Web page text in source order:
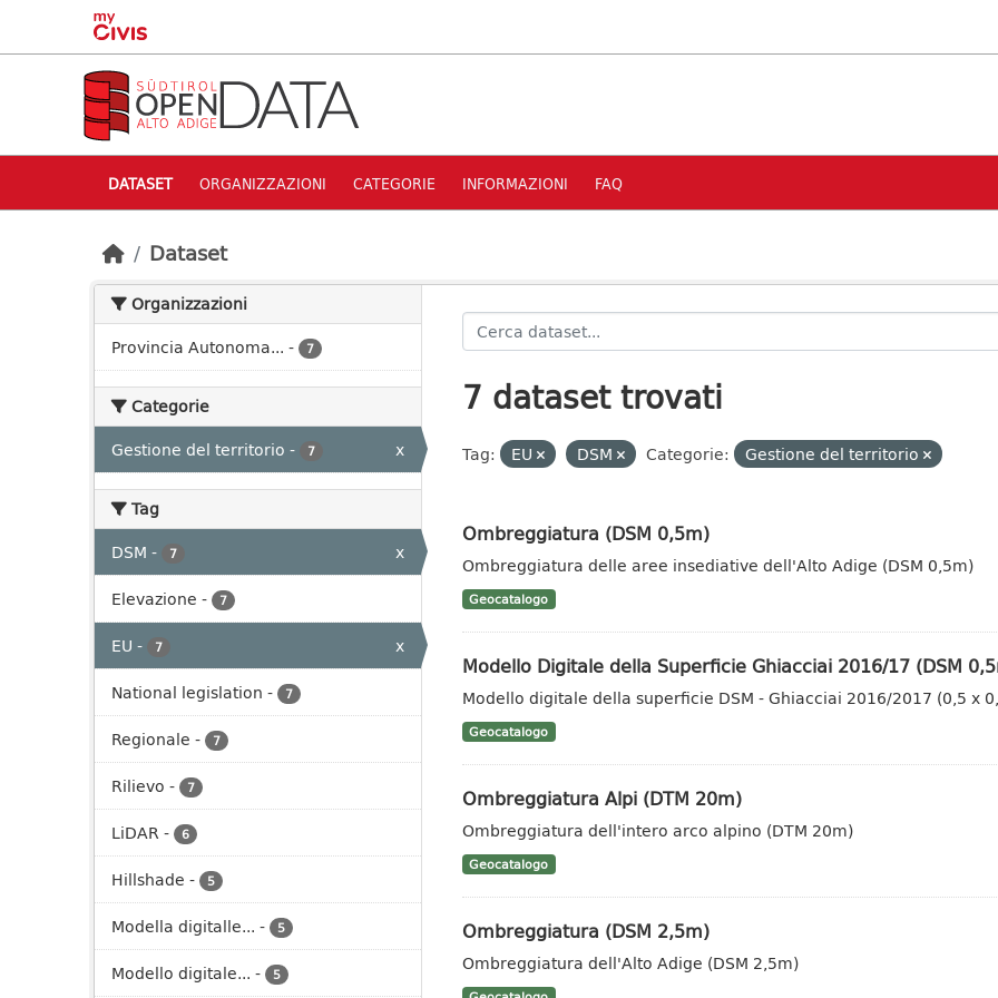
Skip to main content
DATASET ORGANIZZAZIONI CATEGORIE INFORMAZIONI FAQ
Dataset
Organizzazioni
Provincia Autonoma... - 7
Categorie
Gestione del territorio - 7 x
Tag
DSM - 7
x
Elevazione - 7
EU - 7
x
National legislation - 7
Regionale - 7
Rilievo - 7
LiDAR- 6
Hillshade - 5
Modella digitalle... - 5
Modello digitale... - 5
7 dataset trovati
Tag: EU DSM Categorie: Gestione del territorio
Ombreggiatura (DSM 0,5m)
Ombreggiatura delle aree insediative dell'Alto Adige (DSM 0,5m)
Geocatalogo
Modello Digitale della Superficie Ghiacciai 2016/17 (DSM
Modello digitale della superficie DSM - Ghiacciai 2016/2017 (0,5 x
Geocatalogo
Ombreggiatura Alpi (DTM 20m)
Ombreggiatura dell'intero arco alpino (DTM 20m)
Geocatalogo
Ombreggiatura (DSM 2,5m)
Ombreggiatura dell'Alto Adige (DSM 2,5m)